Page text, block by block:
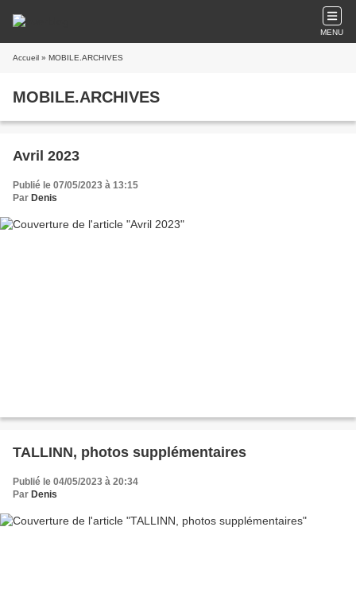
MENU
Accueil » MOBILE.ARCHIVES
MOBILE.ARCHIVES
Avril 2023
Publié le 07/05/2023 à 13:15
Par Denis
TALLINN, photos supplémentaires
Publié le 04/05/2023 à 20:34
Par Denis